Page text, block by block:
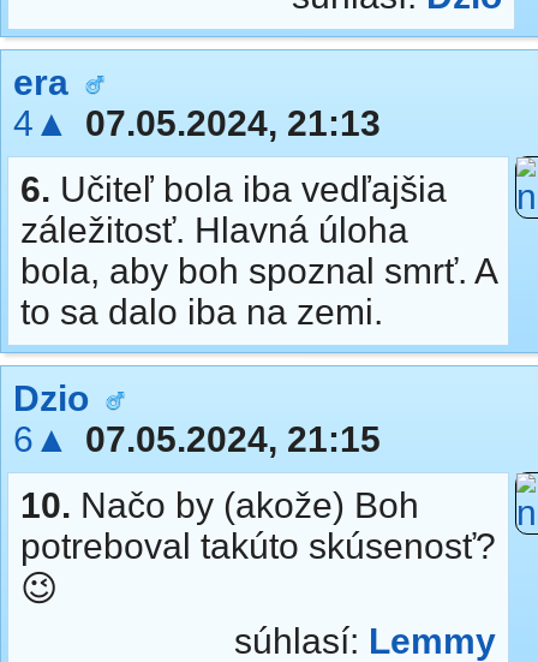
era
4▲
07.05.2024, 21:13
6. Učiteľ bola iba vedľajšia
záležitosť. Hlavná úloha
bola, aby boh spoznal smrť. A
to sa dalo iba na zemi.
Dzio
6▲
07.05.2024, 21:15
10. Načo by (akože) Boh
potreboval takúto skúsenosť?
😉
súhlasí: Lemmy